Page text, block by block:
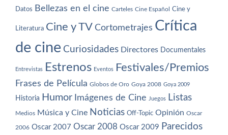
Datos Bellezas en el cine Carteles Cine Español Cine y
Literatura Cine y TV Cortometrajes Crítica
de cine Curiosidades Directores Documentales
Entrevistas Estrenos Eventos Festivales/Premios
Frases de Película Globos de Oro Goya 2008 Goya 2009
Historia Humor Imágenes de Cine Juegos Listas
Medios Música y Cine Noticias Off-Topic Opinión Oscar
2006 Oscar 2007 Oscar 2008 Oscar 2009 Parecidos